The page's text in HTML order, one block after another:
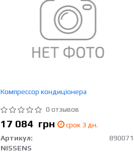
Компрессор кондиціонера
0 отзывов
17 084 грн
срок 3 дн.
Артикул:
890071
NISSENS